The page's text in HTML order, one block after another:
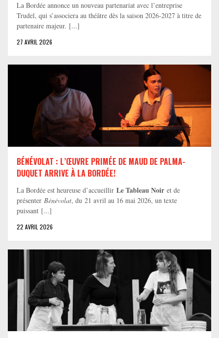
La Bordée annonce un nouveau partenariat avec l’entreprise
Trudel, qui s’associera au théâtre dès la saison 2026-2027 à titre de
partenaire majeur. [...]
27 AVRIL 2026
BÉNÉVOLAT : L’ŒUVRE PRIMÉE DE MAUD DE PALMA-
DUQUET ARRIVE À LA BORDÉE!
La Bordée est heureuse d’accueillir Le Tableau Noir et de
présenter Bénévolat, du 21 avril au 16 mai 2026, un texte
puissant [...]
22 AVRIL 2026